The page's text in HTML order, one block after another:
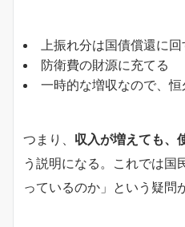
上振れ分は国債償還に回
防衛費の財源に充てる
一時的な増収なので、
つまり、 収入が増えても、
う説明になる。これでは国
っているのか」という疑問